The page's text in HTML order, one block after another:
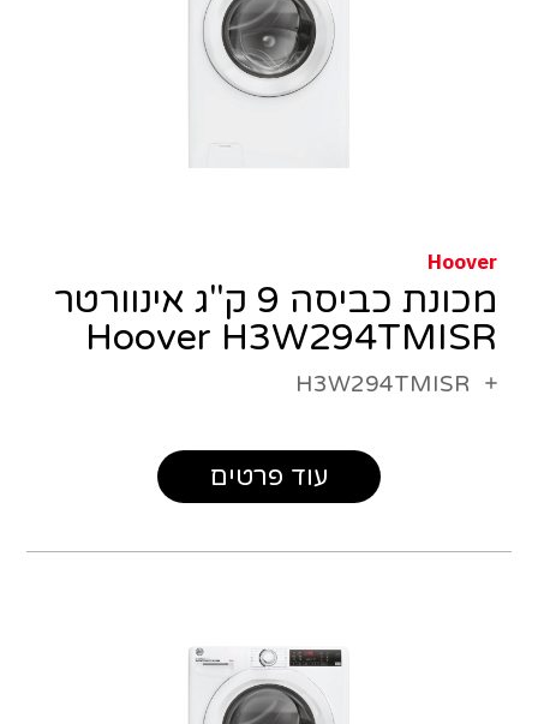
Hoover
מכונת כביסה 9 ק"ג אינוורטר
Hoover H3W294TMISR
H3W294TMISR
עוד פרטים